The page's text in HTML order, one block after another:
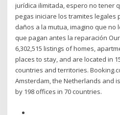
jurídica ilimitada, espero no tener
pegas iniciare los tramites legales
daños a la mutua, imagino que no
que pagan antes la reparación
6,302,515 listings of homes,
places to stay, and are located in
countries and territories.
Amsterdam, the Netherlands and
by 198 offices in 70 countries.